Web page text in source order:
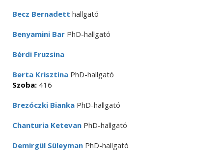
Becz Bernadett hallgató
Benyamini Bar PhD-hallgató
Bérdi Fruzsina
Berta Krisztina PhD-hallgató
Szoba: 416
Brezóczki Bianka PhD-hallgató
Chanturia Ketevan PhD-hallgató
Demirgül Süleyman PhD-hallgató